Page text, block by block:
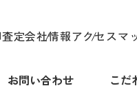
定会社情報アクセスマ
お問い合わせ こだ